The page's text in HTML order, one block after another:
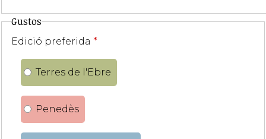
Gustos
Edició preferida *
Terres de l'Ebre
Penedès